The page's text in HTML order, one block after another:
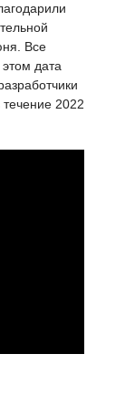
Все
дата
2022